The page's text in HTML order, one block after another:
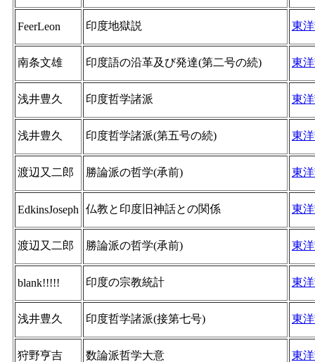
FeerLeon 印度地獄説 東
南条文雄 印度語の沿革及び発達(第二号の続) 東
浅井豊久 印度哲学諸派 東
浅井豊久 印度哲学諸派(第五号の続) 東
渡辺又二郎 勝論派の哲学(承前) 東
EdkinsJoseph 仏教と印度旧神話との関係 東
渡辺又二郎 勝論派の哲学(承前) 東
blank!!!!! 印度の宗教統計 東
浅井豊久 印度哲学諸派(接第七号) 東
狩野亨吉 数論派哲学大意 東